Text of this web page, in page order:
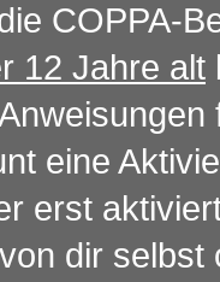
COPPA-
12 Jahre alt
eine
erst
dir selbst